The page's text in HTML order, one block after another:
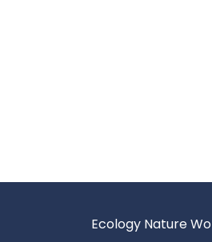
Ecology Nature